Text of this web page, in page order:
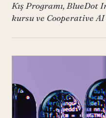
Kış Programı,
kursu ve Cooperative